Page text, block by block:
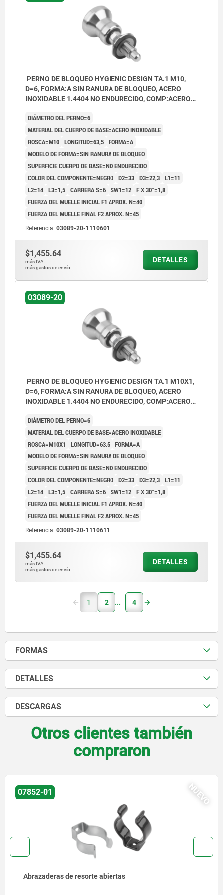
PERNO DE BLOQUEO HYGIENIC DESIGN TA.1 M10,
D=6, FORMA:A SIN RANURA DE BLOQUEO, ACERO
INOXIDABLE 1.4404 NO ENDURECIDO, COMP:ACERO
DIÁMETRO DEL PERNO=6
MATERIAL DEL CUERPO DE BASE=ACERO INOXIDABLE
ROSCA=M10 LONGITUD=63,5 FORMA=A
MODELO DE FORMA=SIN RANURA DE BLOQUEO
SUPERFICIE CUERPO DE BASE=NO ENDURECIDO
COLOR DEL COMPONENTE=NEGRO D2=33 D3=22,3 L1=11
L2=14 L3=1,5 CARRERA S=6 SW1=12 F X 30°=1,8
FUERZA DEL MUELLE INICIAL F1 APROX. N=40
FUERZA DEL MUELLE FINAL F2 APROX. N=45
Referencia: 03089-20-1110601
$1,455.64
más IVA.
más gastos de envío
DETALLES
03089-20
PERNO DE BLOQUEO HYGIENIC DESIGN TA.1 M10X1,
D=6, FORMA:A SIN RANURA DE BLOQUEO, ACERO
INOXIDABLE 1.4404 NO ENDURECIDO, COMP:ACERO
DIÁMETRO DEL PERNO=6
MATERIAL DEL CUERPO DE BASE=ACERO INOXIDABLE
ROSCA=M10X1
LONGITUD=63,5 FORMA=A
MODELO DE FORMA=SIN RANURA DE BLOQUEO
SUPERFICIE CUERPO DE BASE=NO ENDURECIDO
COLOR DEL COMPONENTE=NEGRO D2=33 D3=22,3 L1=11
L2=14 L3=1,5 CARRERA S=6 SW1=12 F X 30°=1,8
FUERZA DEL MUELLE INICIAL F1 APROX. N=40
FUERZA DEL MUELLE FINAL F2 APROX. N=45
Referencia: 03089-20-1110611
$1,455.64
más IVA.
más gastos de envío
DETALLES
1 2 4
FORMAS
DETALLES
DESCARGAS
Otros clientes también
compraron
NUEVO
Rodillos guía de chapa de acero versión